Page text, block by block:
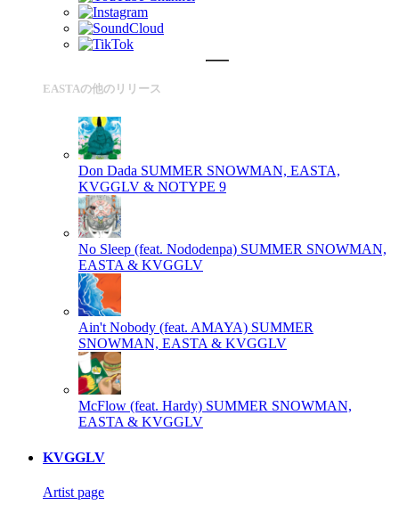
EASTAの他のリリース
Don Dada SUMMER SNOWMAN, EASTA,
KVGGLV & NOTYPE 9
No Sleep (feat. Nododenpa) SUMMER SNOWMAN,
EASTA & KVGGLV
Ain't Nobody (feat. AMAYA) SUMMER
SNOWMAN, EASTA & KVGGLV
McFlow (feat. Hardy) SUMMER SNOWMAN,
EASTA & KVGGLV
KVGGLV
Artist page